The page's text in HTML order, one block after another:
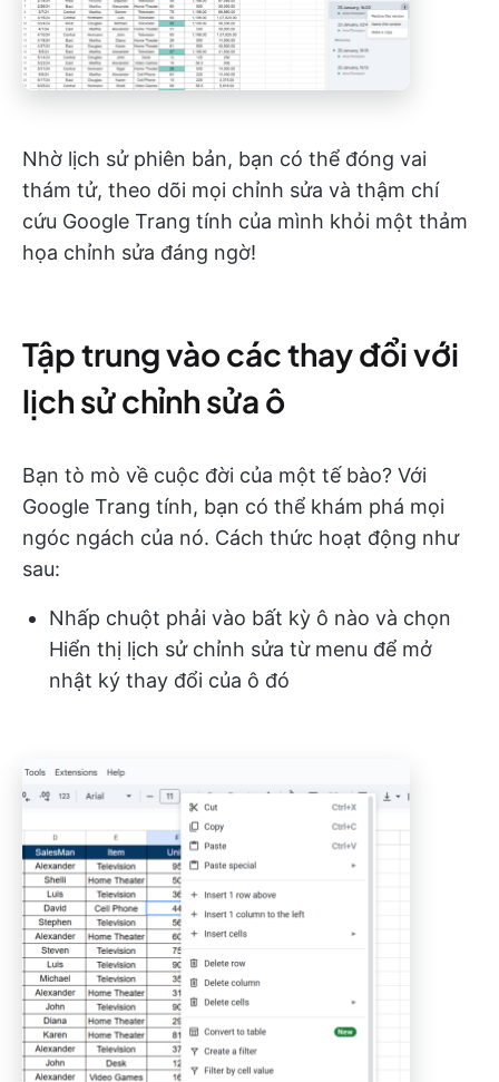
Nhờ lịch sử phiên bản, bạn có thể đóng vai
thám tử, theo dõi mọi chỉnh sửa và thậm chí
cứu Google Trang tính của mình khỏi một thảm
họa chỉnh sửa đáng ngờ!
Tập trung vào các thay đổi với
lịch sử chỉnh sửa ô
Bạn tò mò về cuộc đời của một tế bào? Với
Google Trang tính, bạn có thể khám phá mọi
ngóc ngách của nó. Cách thức hoạt động như
sau:
Nhấp chuột phải vào bất kỳ ô nào và chọn
Hiển thị lịch sử chỉnh sửa từ menu để mở
nhật ký thay đổi của ô đó